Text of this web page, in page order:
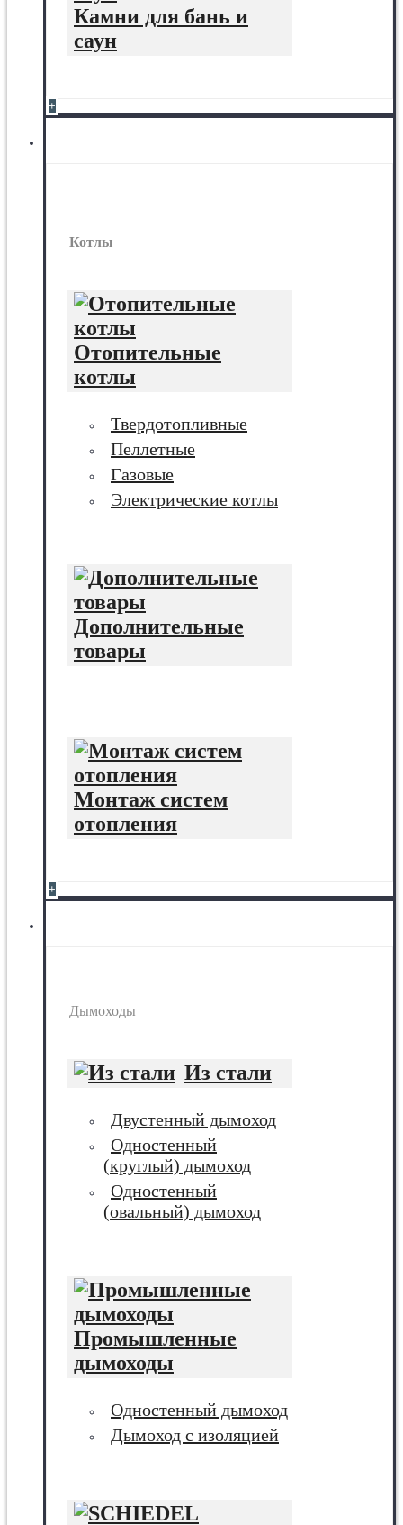
Камни для бань и
саун
+
Котлы
Отопительные
котлы
Твердотопливные
Пеллетные
Газовые
Электрические котлы
Дополнительные
товары
Монтаж систем
отопления
+
Дымоходы
Из стали
Двустенный дымоход
Одностенный
(круглый) дымоход
Одностенный
(овальный) дымоход
Промышленные
дымоходы
Одностенный дымоход
Дымоход с изоляцией